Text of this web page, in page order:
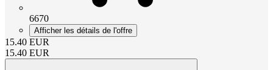
6670
Afficher les détails de l'offre
15.40 EUR
15.40 EUR